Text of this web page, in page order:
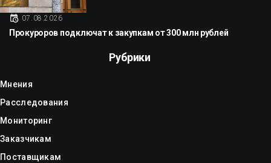
07.08.2026
Прокуроров подключат к закупкам от 300 млн рублей
Рубрики
Мнения
Расследования
Мониторинг
Заказчикам
Поставщикам